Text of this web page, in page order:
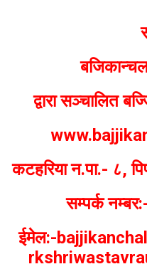
बजिकान्चल
द्वारा सञ्चालित
कटहरिया न.पा.- ८,
सम्पर्क
ईमेल:-